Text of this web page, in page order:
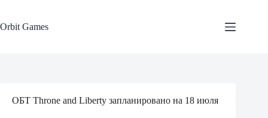
content
Orbit Games
ОБТ Throne and Liberty запланировано на 18 июля